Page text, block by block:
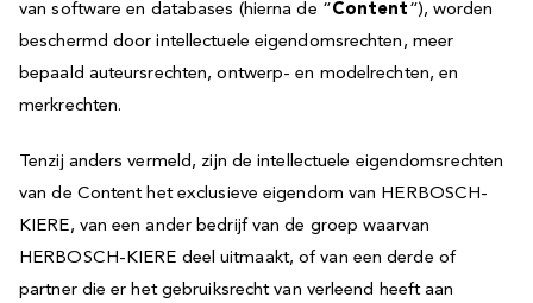
van software en databases (hierna de “ Content “), worden
beschermd door intellectuele eigendomsrechten, meer
bepaald auteursrechten, ontwerp- en modelrechten, en
merkrechten.
Tenzij anders vermeld, zijn de intellectuele eigendomsrechten
van de Content het exclusieve eigendom van HERBOSCH-
KIERE, van een ander bedrijf van de groep waarvan
HERBOSCH-KIERE deel uitmaakt, of van een derde of
partner die er het gebruiksrecht van verleend heeft aan